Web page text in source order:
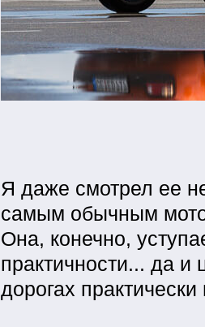
Я даже смотрел ее
самым обычным
Она, конечно,
практичности... да и
дорогах